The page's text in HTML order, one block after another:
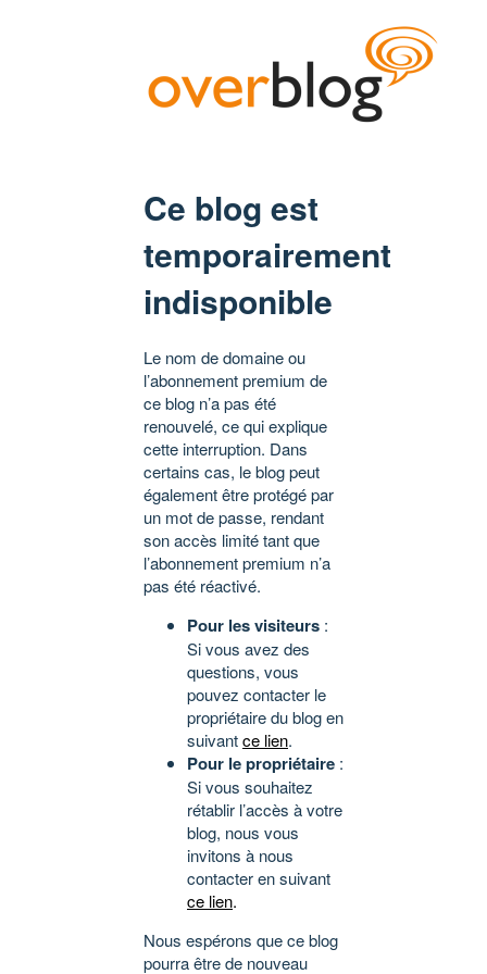
Ce blog est
temporairement
indisponible
Le nom de domaine ou
l’abonnement premium de
ce blog n’a pas été
renouvelé, ce qui explique
cette interruption. Dans
certains cas, le blog peut
également être protégé par
un mot de passe, rendant
son accès limité tant que
l’abonnement premium n’a
pas été réactivé.
Pour les visiteurs :
Si vous avez des
questions, vous
pouvez contacter le
propriétaire du blog en
suivantce lien.
Pour le propriétaire :
Si vous souhaitez
rétablir l’accès à votre
blog, nous vous
invitons à nous
contacter en suivant
ce lien.
Nous espérons que ce blog
pourra être de nouveau